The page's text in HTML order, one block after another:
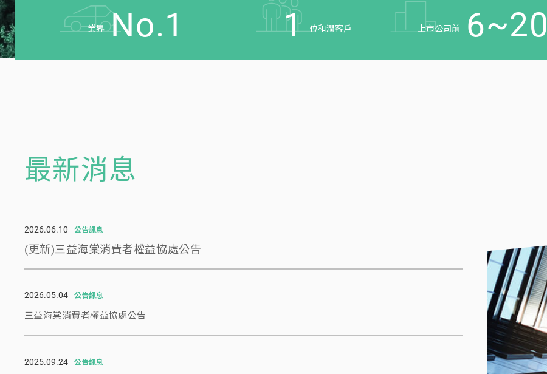
業界 No.1 1 位和潤客戶 上市公司前 6~20
最新消息
2026.06.10 公告訊息
(更新)三益海棠消費者權益協處公告
2026.05.04 公告訊息
三益海棠消費者權益協處公告
2025.09.24 公告訊息